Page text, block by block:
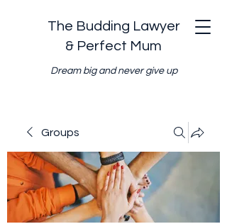
The Budding Lawyer
& Perfect Mum
Dream big and never give up
Groups